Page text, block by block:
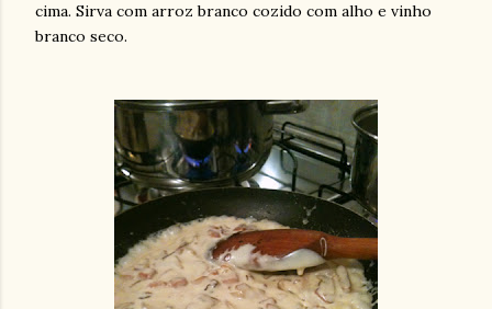
cima. Sirva com arroz branco cozido com alho e vinho
branco seco.